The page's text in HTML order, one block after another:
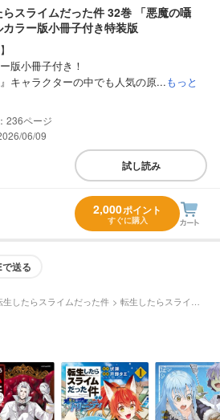
スライムだった件 32巻 「悪魔の囁
カラー版小冊子付き特装版
版小冊子付き！
』キャラクターの中でも人気の原...もっと
236
06/09
試し読み
2,000ポイント
すぐに購入
送る
生したらスライムだった件